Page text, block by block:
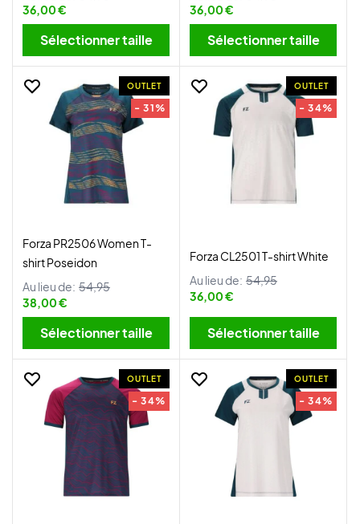
36,00 €
Sélectionner taille
36,00 €
Sélectionner taille
OUTLET
- 31%
Forza PR2506 Women T-
shirt Poseidon
Au lieu de: 54,95
38,00 €
Sélectionner taille
OUTLET
- 34%
Forza CL2501 T-shirt White
Au lieu de: 54,95
36,00 €
Sélectionner taille
OUTLET
- 34%
OUTLET
- 34%